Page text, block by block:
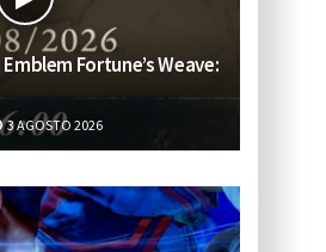
Fortune’s Weave:
3 AGOSTO 2026